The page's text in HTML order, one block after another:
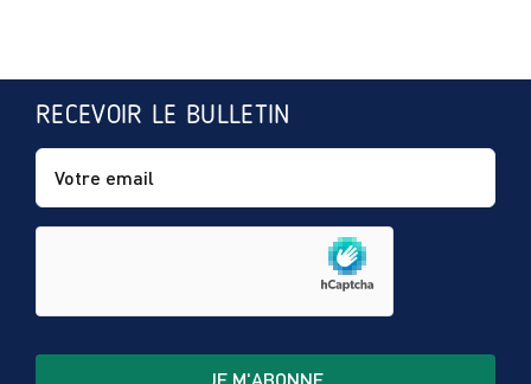
RECEVOIR LE BULLETIN